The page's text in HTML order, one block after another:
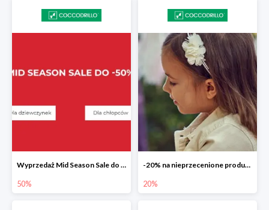
Wyprzedaż Mid Season Sale do -50%
50%
-20% na nieprzecenione produkty
20%